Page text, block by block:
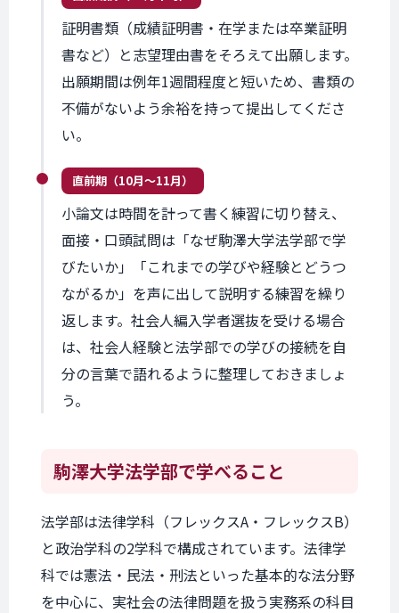
証明書類（成績証明書・在学または卒業証明
書など）と志望理由書をそろえて出願します。
出願期間は例年1週間程度と短いため、書類の
不備がないよう余裕を持って提出してくださ
い。
直前期 （10月〜11月）
小論文は時間を計って書く練習に切り替え、
面接・口頭試問は「なぜ駒澤大学法学部で学
びたいか」「これまでの学びや経験とどうつ
ながるか」を声に出して説明する練習を繰り
返します。社会人編入学者選抜を受ける場合
は、社会人経験と法学部での学びの接続を自
分の言葉で語れるように整理しておきましょ
う。
駒澤大学法学部で学べること
法学部は法律学科（フレックスA・フレックスB）
と政治学科の2学科で構成されています。法律学
科では憲法・民法・刑法といった基本的な法分野
を中心に、実社会の法律問題を扱う実務系の科目